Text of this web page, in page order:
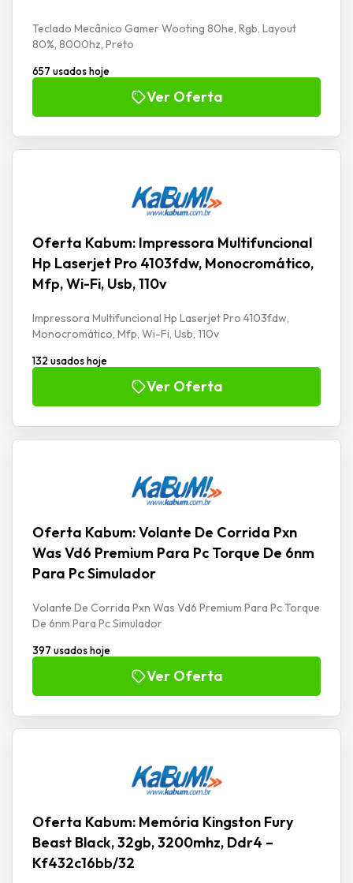
Teclado Mecânico Gamer Wooting 80he, Rgb, Layout
80%, 8000hz, Preto
657 usados hoje
Ver Oferta
Oferta Kabum: Impressora Multifuncional
Hp Laserjet Pro 4103fdw, Monocromático,
Mfp, Wi-Fi, Usb, 110v
Impressora Multifuncional Hp Laserjet Pro 4103fdw,
Monocromático, Mfp, Wi-Fi, Usb, 110v
132 usados hoje
Ver Oferta
Oferta Kabum: Volante De Corrida Pxn
Was Vd6 Premium Para Pc Torque De 6nm
Para Pc Simulador
Volante De Corrida Pxn Was Vd6 Premium Para Pc Torque
De 6nm Para Pc Simulador
397 usados hoje
Ver Oferta
Oferta Kabum: Memória Kingston Fury
Beast Black, 32gb, 3200mhz, Ddr4 –
Kf432c16bb/32